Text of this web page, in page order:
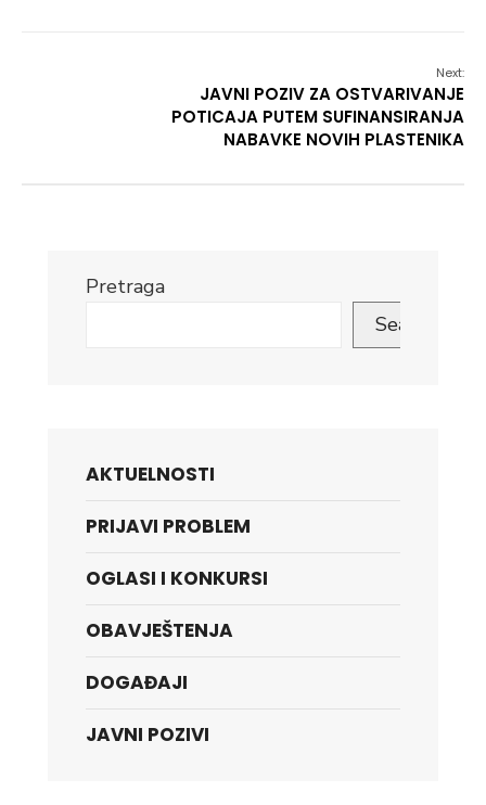
Next:
JAVNI POZIV ZA OSTVARIVANJE
POTICAJA PUTEM SUFINANSIRANJA
NABAVKE NOVIH PLASTENIKA
Pretraga
Search
AKTUELNOSTI
PRIJAVI PROBLEM
OGLASI I KONKURSI
OBAVJEŠTENJA
DOGAĐAJI
JAVNI POZIVI